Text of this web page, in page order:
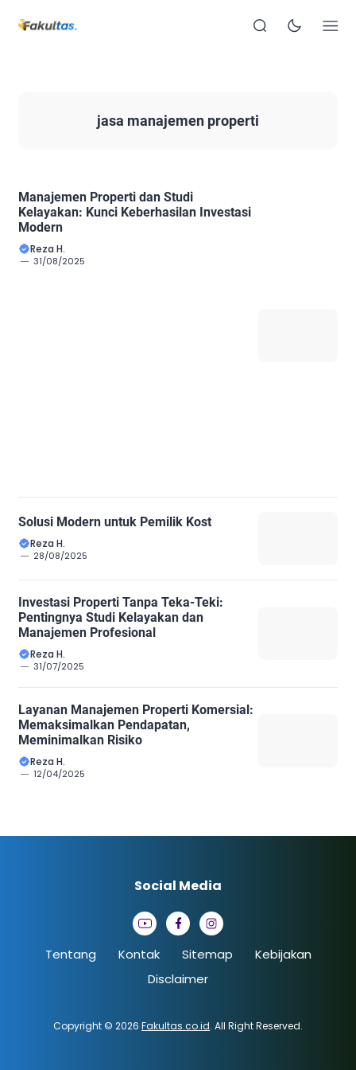
jasa manajemen properti
Manajemen Properti dan Studi
Kelayakan: Kunci Keberhasilan Investasi
Modern
Reza H.
31/08/2025
Solusi Modern untuk Pemilik Kost
Reza H.
28/08/2025
Investasi Properti Tanpa Teka-Teki:
Pentingnya Studi Kelayakan dan
Manajemen Profesional
Reza H.
31/07/2025
Layanan Manajemen Properti Komersial:
Memaksimalkan Pendapatan,
Meminimalkan Risiko
Reza H.
12/04/2025
Tentang Kontak Sitemap
Kebijakan
Disclaimer
Copyright © 2026 Fakultas.co.id. All Right Reserved.
Social Media